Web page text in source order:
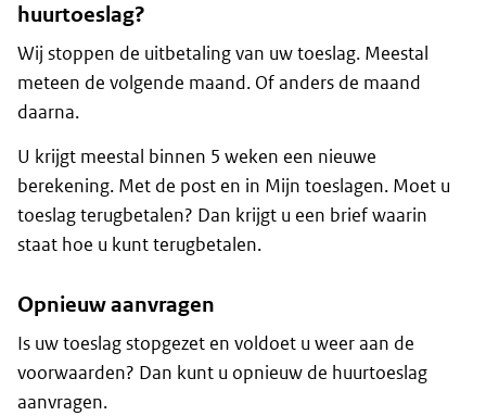
huurtoeslag?
Wij stoppen de uitbetaling van uw toeslag. Meestal
meteen de volgende maand. Of anders de maand
daarna.
U krijgt meestal binnen 5 weken een nieuwe
berekening. Met de post en in Mijn toeslagen. Moet u
toeslag terugbetalen? Dan krijgt u een brief waarin
staat hoe u kunt terugbetalen.
Opnieuw aanvragen
Is uw toeslag stopgezet en voldoet u weer aan de
voorwaarden? Dan kunt u opnieuw de huurtoeslag
aanvragen.